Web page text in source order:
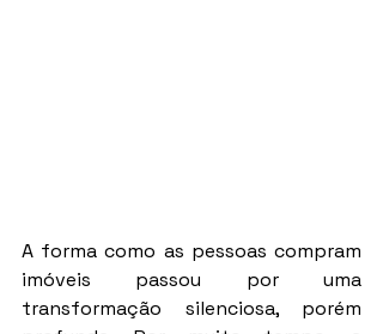
A forma como as pessoas compram
imóveis passou por uma
transformação silenciosa, porém